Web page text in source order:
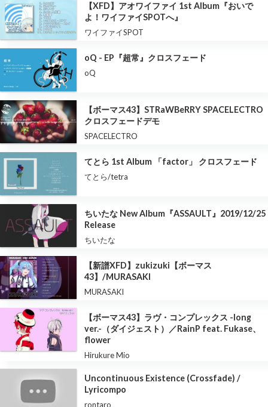
【XFD】アオワイファイ 1st Album『おいで
よ！ワイファイSPOTへ』
ワイファイSPOT
oQ - EP『超常』クロスフェード
oQ
【ボーマス43】STRaWBeRRY SPACELECTRO
クロスフェードデモ
SPACELECTRO
てとら 1st Album 「factor」 クロスフェード
てとら/tetra
ちいたな New Album『ASSAULT』2019/12/25
Release
ちいたな
【新譜XFD】zukizuki【ボーマス
43】/MURASAKI
MURASAKI
【ボーマス43】ラヴ・コンプレックス -long
ver.-（ダイジェスト）／RainP feat. Fukase、
flower
Hirukure Mio
Uncontinuous Existence (Crossfade) /
Lyricompo
rontaro